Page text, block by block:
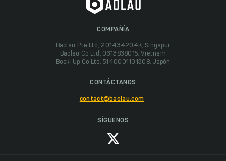
COMPAÑÍA
Baolau Pte Ltd, 201434204K, Singapur
Baolau Co Ltd, 0313838015, Vietnam
Boeki Up Co Ltd, 5140001101308, Japón
CONTÁCTANOS
contact@baolau.com
SÍGUENOS